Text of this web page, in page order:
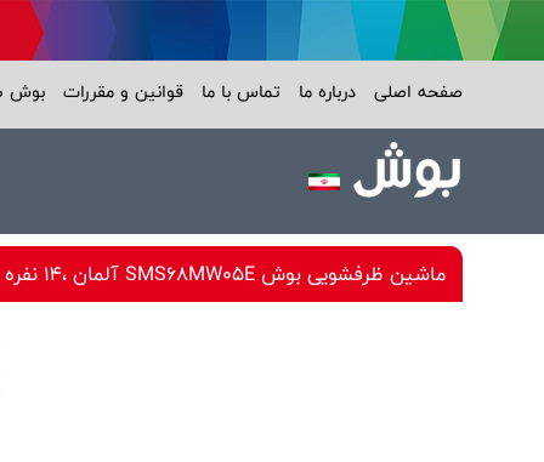
صفحه اصلی درباره ما تماس با ما قوانین و مقررات بوش
ماشین ظرفشویی بوش SMS68MW05E آلمان ،14 نفره ، سری 6 ، سه سبد ، +++A ، زئولیت